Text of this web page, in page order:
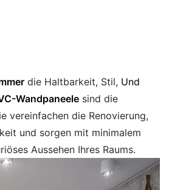
die Haltbarkeit, Stil, Und
Wandpaneele sind die
vereinfachen die Renovierung,
und sorgen mit minimalem
Aussehen Ihres Raums.